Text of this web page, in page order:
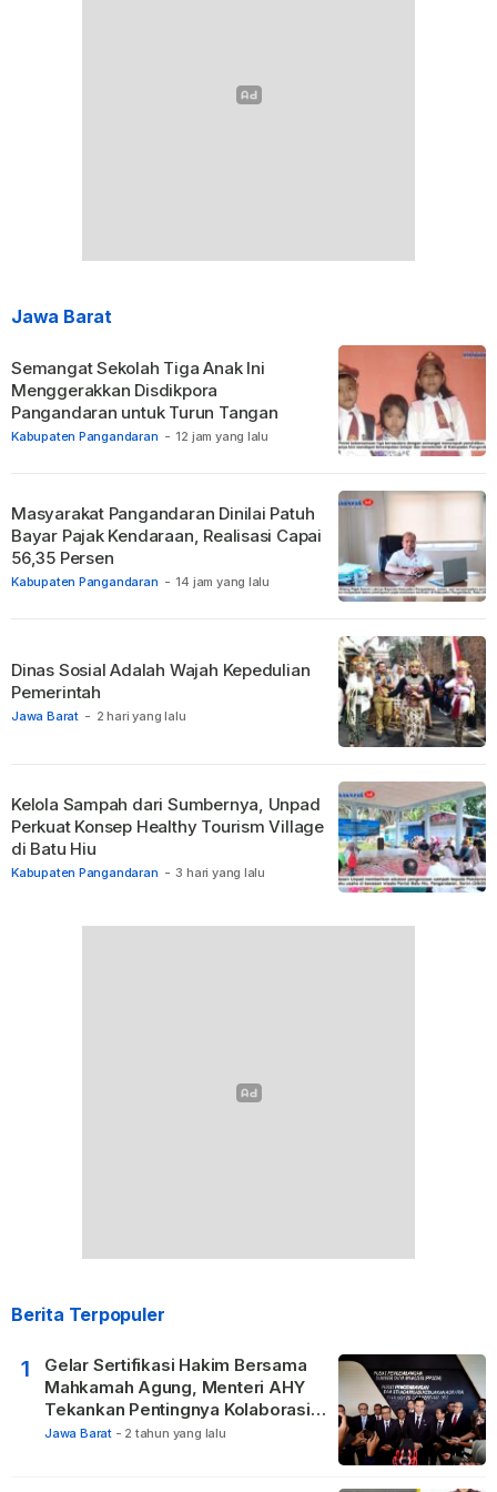
Jawa Barat
Kabupaten Pangandaran - 12 jam yang lalu
Semangat Sekolah Tiga Anak Ini
Menggerakkan Disdikpora
Pangandaran untuk Turun Tangan
Kabupaten Pangandaran - 14 jam yang lalu
Masyarakat Pangandaran Dinilai Patuh
Bayar Pajak Kendaraan, Realisasi Capai
56,35 Persen
Jawa Barat - 2 hari yang lalu
Dinas Sosial Adalah Wajah Kepedulian
Pemerintah
Kabupaten Pangandaran - 3 hari yang lalu
Kelola Sampah dari Sumbernya, Unpad
Perkuat Konsep Healthy Tourism Village
di Batu Hiu
Berita Terpopuler
1
Gelar Sertifikasi Hakim Bersama
Mahkamah Agung, Menteri AHY
Tekankan Pentingnya Kolaborasi
untuk Hadirkan Keadilan bagi
Jawa Barat - 2 tahun yang lalu